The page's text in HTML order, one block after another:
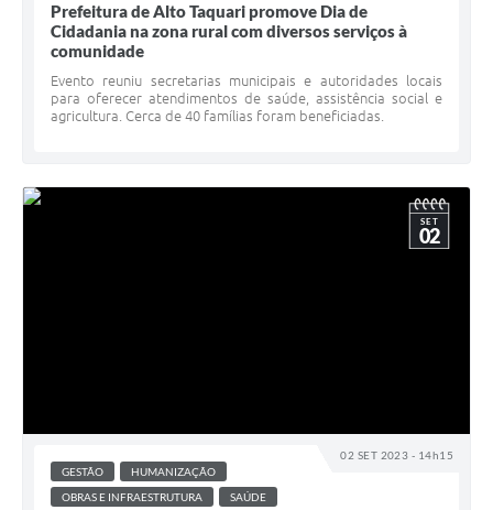
Prefeitura de Alto Taquari promove Dia de
Cidadania na zona rural com diversos serviços à
comunidade
Evento reuniu secretarias municipais e autoridades locais
para oferecer atendimentos de saúde, assistência social e
agricultura. Cerca de 40 famílias foram beneficiadas.
02 SET 2023 - 14h15
SET
02
GESTÃO
HUMANIZAÇÃO
OBRAS E INFRAESTRUTURA
SAÚDE